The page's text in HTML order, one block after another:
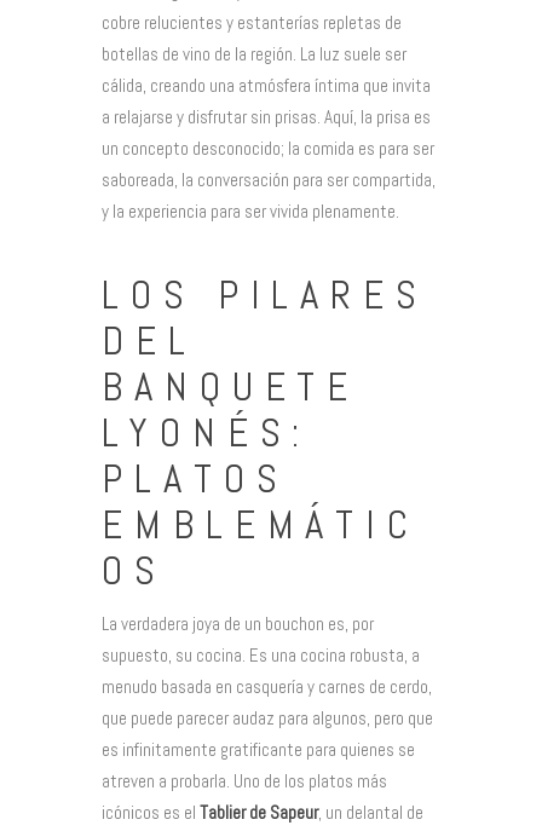
cobre relucientes y estanterías repletas de
botellas de vino de la región. La luz suele ser
cálida, creando una atmósfera íntima que invita
a relajarse y disfrutar sin prisas. Aquí, la prisa es
un concepto desconocido; la comida es para ser
saboreada, la conversación para ser compartida,
y la experiencia para ser vivida plenamente.
LOS PILARES
DEL
BANQUETE
LYONÉS:
PLATOS
EMBLEMÁTIC
OS
La verdadera joya de un bouchon es, por
supuesto, su cocina. Es una cocina robusta, a
menudo basada en casquería y carnes de cerdo,
que puede parecer audaz para algunos, pero que
es infinitamente gratificante para quienes se
atreven a probarla. Uno de los platos más
icónicos es el Tablier de Sapeur, un delantal de